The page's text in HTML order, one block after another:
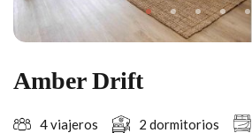
Amber Drift
4 viajeros 2 dormitorios